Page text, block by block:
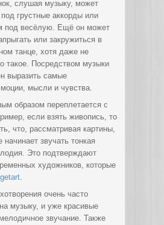
слушая музыку, может
под грустные аккорды или
под весёлую. Ещё он может
или закружиться в
танце, хотя даже не
такое. Посредством музыки
выразить самые
мысли и чувства.
образом переплетается с
если взять живопись, то
что, рассматривая картины,
начинает звучать тонкая
Это подтверждают
художников, которые
.
очень часто
музыку, и уже красивые
звучание. Также